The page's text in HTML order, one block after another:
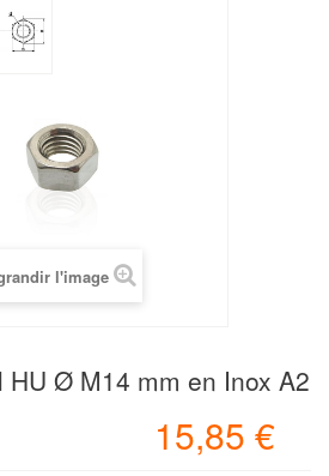
l'image
HU Ø M14 mm en Inox A2
15,85 €